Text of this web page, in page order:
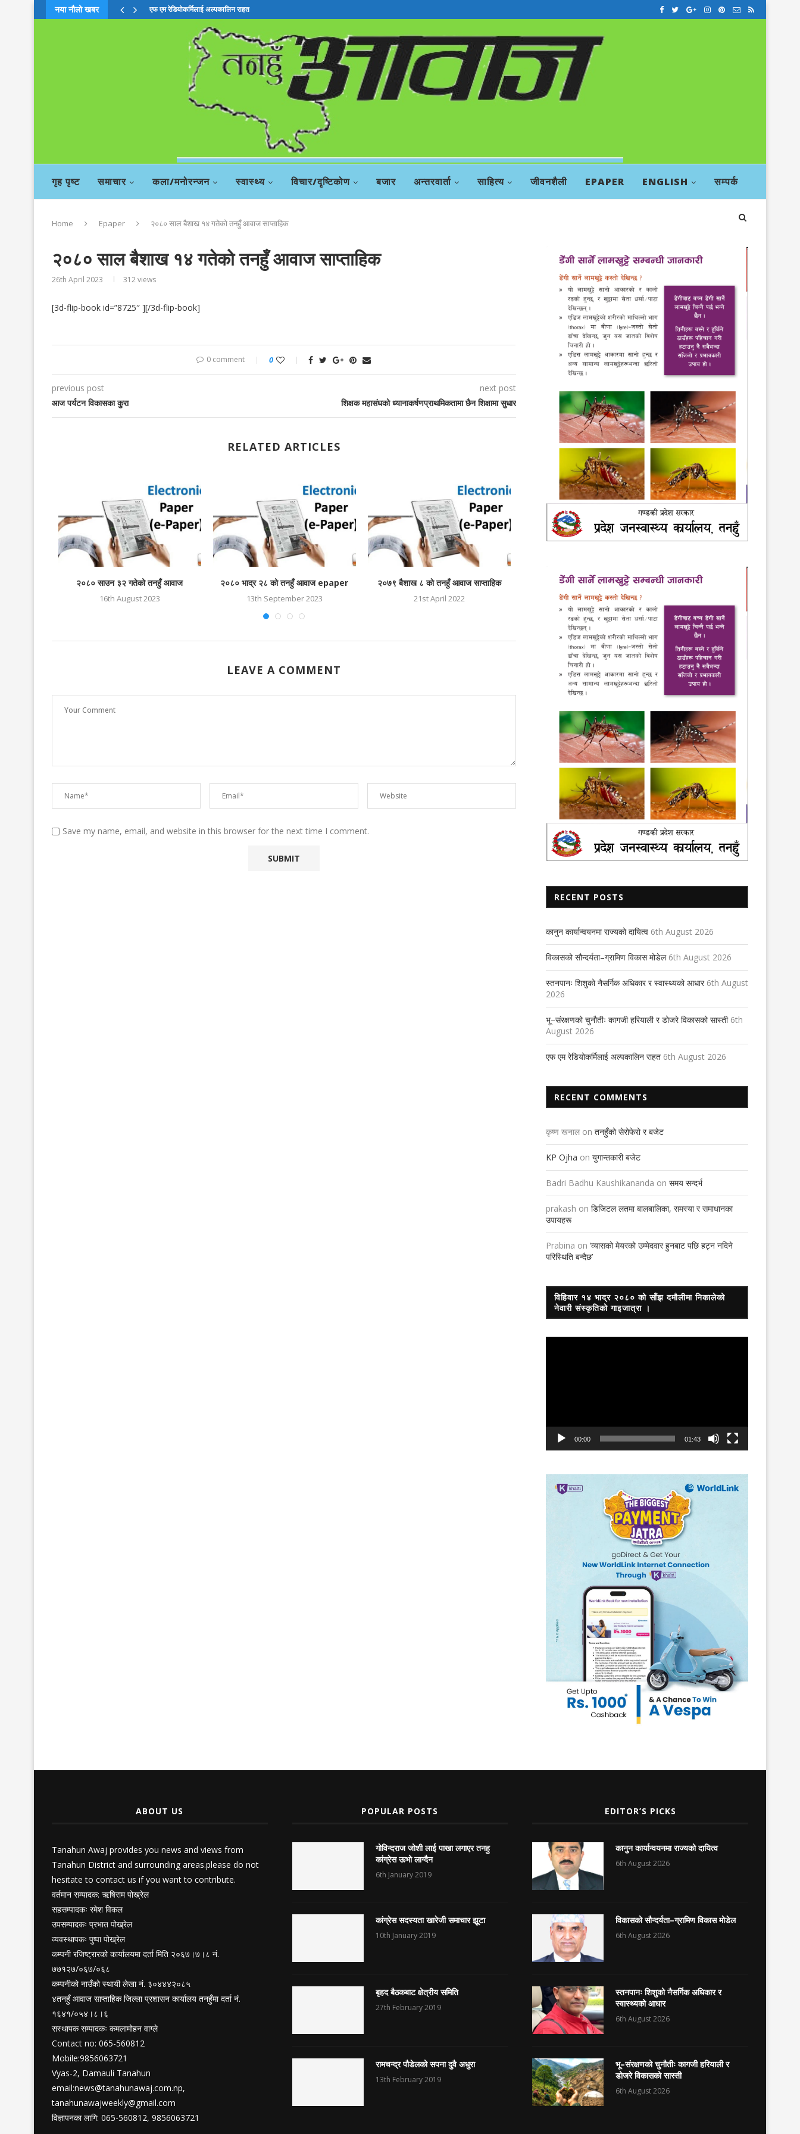
नया नौलो खबर एफ एम रेडियोकर्मिलाई अल्पकालिन राहत
गृह पृष्ट समाचार कला/मनोरन्जन स्वास्थ्य विचार/दृष्टिकोण बजार अन्तरवार्ता साहित्य जीवनशैली EPAPER ENGLISH सम्पर्क
Home Epaper २०८० साल बैशाख १४ गतेको तनहुँ आवाज साप्ताहिक
२०८० साल बैशाख १४ गतेको तनहुँ आवाज साप्ताहिक
26th April 2023 312views
[3d-flip-book id=”8725″ ][/3d-flip-book]
0 comment 0
previous post
आज पर्यटन विकासका कुरा
next post
शिक्षक महासंघको ध्यानाकर्षणप्राथमिकतामा छैन शिक्षामा सुधार
RELATED ARTICLES
२०८० साउन ३२ गतेको तनहुँ आवाज
16th August 2023
२०८० भाद्र २८ को तनहुँ आवाज epaper
13th September 2023
२०७९ बैशाख ८ काे तनहुँ आवाज साप्ताहिक
21st April 2022
२०८१ कार्तिक ८ को तनहुँ आवाजको इपेपर
24th October 2024
२०७९ माघ १२ काे तनहुँ आवाज
LEAVE A COMMENT
Save my name, email, and website in this browser for the next time I comment.
RECENT POSTS
कानुन कार्यान्वयनमा राज्यको दायित्व 6th August 2026
विकासको सौन्दर्यता–ग्रामिण विकास मोडेल 6th August 2026
स्तनपानः शिशुको नैसर्गिक अधिकार र स्वास्थ्यको आधार 6th August
2026
भू–संरक्षणको चुनौतीः कागजी हरियाली र डोजरे विकासको सास्ती 6th
August 2026
एफ एम रेडियोकर्मिलाई अल्पकालिन राहत 6th August 2026
RECENT COMMENTS
कृष्ण खनाल on तनहुँको सेरोफेरो र बजेट
KP Ojha on युगान्तकारी बजेट
Badri Badhu Kaushikananda on समय सन्दर्भ
prakash on डिजिटल लतमा बालबालिका, समस्या र समाधानका
उपायहरू
Prabina on ‘व्यासको मेयरको उम्मेदवार हुनबाट पछि हट्न नदिने
परिस्थिति बन्दैछ’
विहिवार १४ भाद्र २०८० को साँझ दमौलीमा निकालेको
नेवारी संस्कृतिको गाइजात्रा ।
00:00 01:43
ABOUT US
Tanahun Awaj provides you news and views from
Tanahun District and surrounding areas.please do not
hesitate to contact us if you want to contribute.
वर्तमान सम्पादक: ऋषिराम पोख्रेल
सहसम्पादकः रमेश विकल
उपसम्पादकः प्रभात पोख्रेल
व्यवस्थापकः पुष्पा पोख्रेल
कम्पनी रजिष्ट्रारको कार्यालयमा दर्ता मिति २०६७।७।८ नं.
७७१२७/०६७/०६८
कम्पनीको नाउँको स्थायी लेखा नं. ३०४४४२०८५
४तनहुँ आवाज साप्ताहिक जिल्ला प्रशासन कार्यालय तनहुँमा दर्ता नं.
१६४१/०५४।८।६
सस्थापक सम्पादकः कमलामोहन वाग्ले
Contact no: 065-560812
Mobile:9856063721
Vyas-2, Damauli Tanahun
email:news@tanahunawaj.com.np,
tanahunawajweekly@gmail.com
विज्ञापनका लागि: 065-560812, 9856063721
POPULAR POSTS
गोविन्दराज जोशी लाई पाखा लगाएर तनहु
कांग्रेस ऊभो लाग्दैन
6th January 2019
कांग्रेस सदस्यता खारेजी समाचार झूटा
10th January 2019
बृहद बैठकबाट क्षेत्रीय समिति
27th February 2019
रामचन्द्र पौडेलको सपना दुवै अधुरा
13th February 2019
EDITOR’S PICKS
कानुन कार्यान्वयनमा राज्यको दायित्व
6th August 2026
विकासको सौन्दर्यता–ग्रामिण विकास मोडेल
6th August 2026
स्तनपानः शिशुको नैसर्गिक अधिकार र
स्वास्थ्यको आधार
6th August 2026
भू–संरक्षणको चुनौतीः कागजी हरियाली र
डोजरे विकासको सास्ती
6th August 2026